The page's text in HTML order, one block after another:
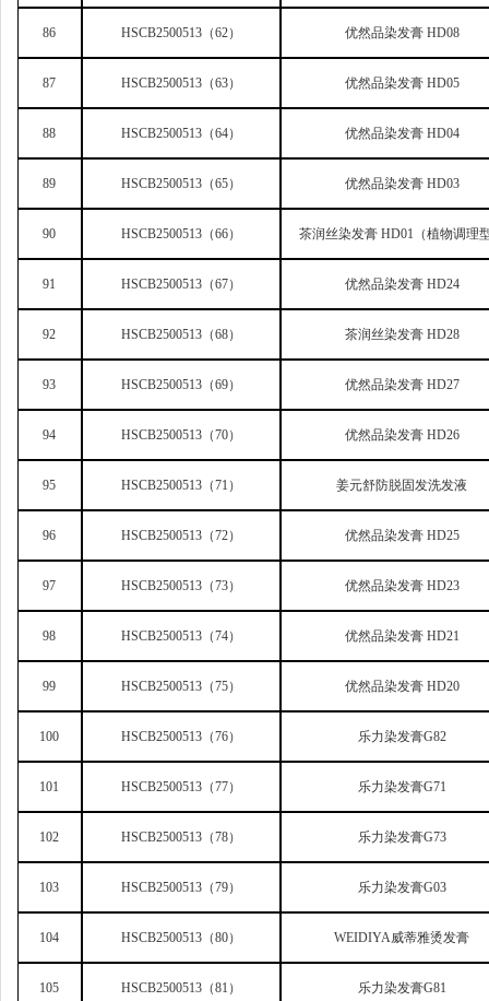
86 HSCB2500513 （62） 优然品染发膏 HD08
87 HSCB2500513 （63） 优然品染发膏 HD05
88 HSCB2500513 （64） 优然品染发膏 HD04
89 HSCB2500513 （65） 优然品染发膏 HD03
90 HSCB2500513 （66） 茶润丝染发膏 HD01（植物调理
91 HSCB2500513 （67） 优然品染发膏 HD24
92 HSCB2500513 （68） 茶润丝染发膏 HD28
93 HSCB2500513 （69） 优然品染发膏 HD27
94 HSCB2500513 （70） 优然品染发膏 HD26
95 HSCB2500513 （71） 姜元舒防脱固发洗发液
96 HSCB2500513 （72） 优然品染发膏 HD25
97 HSCB2500513 （73） 优然品染发膏 HD23
98 HSCB2500513 （74） 优然品染发膏 HD21
99 HSCB2500513 （75） 优然品染发膏 HD20
100 HSCB2500513 （76） 乐力染发膏G82
101 HSCB2500513 （77） 乐力染发膏G71
102 HSCB2500513 （78） 乐力染发膏G73
103 HSCB2500513 （79） 乐力染发膏G03
104 HSCB2500513 （80） WEIDIYA威蒂雅烫发膏
105 HSCB2500513 （81） 乐力染发膏G81